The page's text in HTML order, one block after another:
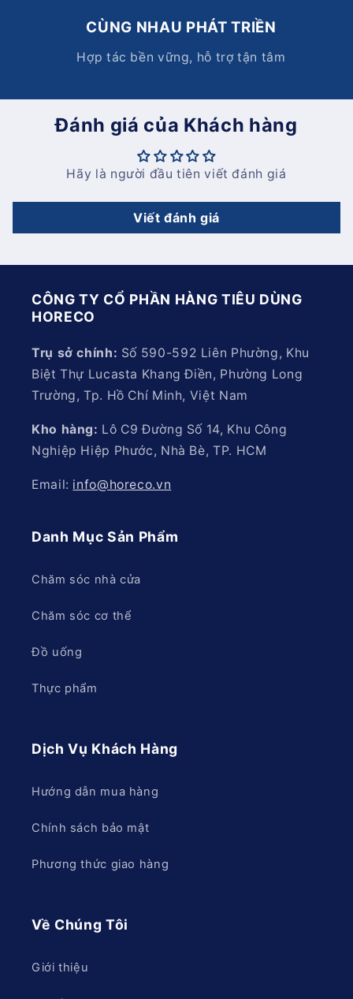
CÙNG NHAU PHÁT TRIỀN
Hợp tác bền vững, hỗ trợ tận tâm
Đánh giá của Khách hàng
Hãy là người đầu tiên viết đánh giá
Viết đánh giá
CÔNG TY CỔ PHẦN HÀNG TIÊU DÙNG
HORECO
Trụ sở chính: Số 590-592 Liên Phường, Khu
Biệt Thự Lucasta Khang Điền, Phường Long
Trường, Tp. Hồ Chí Minh, Việt Nam
Kho hàng: Lô C9 Đường Số 14, Khu Công
Nghiệp Hiệp Phước, Nhà Bè, TP. HCM
Email: info@horeco.vn
Danh Mục Sản Phẩm
Chăm sóc nhà cửa
Chăm sóc cơ thể
Đồ uống
Thực phẩm
Dịch Vụ Khách Hàng
Hướng dẫn mua hàng
Chính sách bảo mật
Phương thức giao hàng
Về Chúng Tôi
Giới thiệu